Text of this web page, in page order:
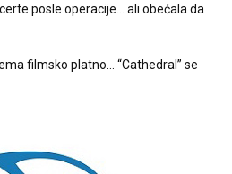
posle operacije… ali obećala da
filmsko platno… “Cathedral” se